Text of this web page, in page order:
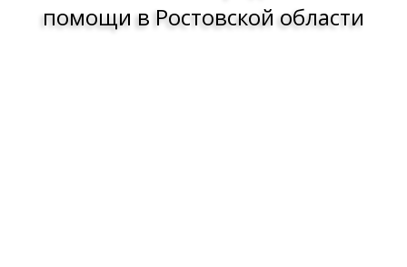
помощи в Ростовской области